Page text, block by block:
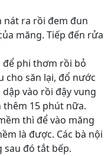
nát ra rồi đem đun
măng. Tiếp đến rửa
để phi thơm rồi bỏ
cho săn lại, đổ nước
vào rồi đậy vung
thêm 15 phút nữa.
thì để vào măng
là được. Các bà nội
sau đó tắt bếp.